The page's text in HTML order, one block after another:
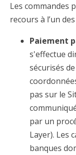
Les commandes
recours à l’un
Paiement
s'effectue
sécurisés
pas sur le
par un
Layer). Les
banques